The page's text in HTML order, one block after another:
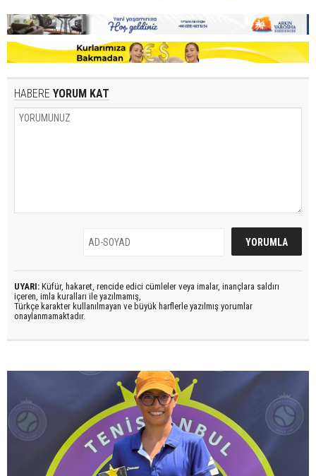
HABERE YORUM KAT
UYARI: Küfür, hakaret, rencide edici cümleler veya imalar, inançlara saldırı
içeren, imla kuralları ile yazılmamış,
Türkçe karakter kullanılmayan ve büyük harflerle yazılmış yorumlar
onaylanmamaktadır.